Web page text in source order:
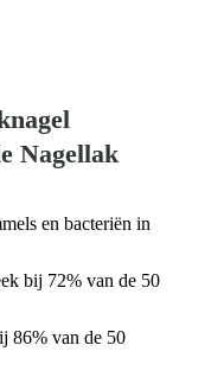
Nagellak
en bacteriën in
bij 72% van de 50
86% van de 50